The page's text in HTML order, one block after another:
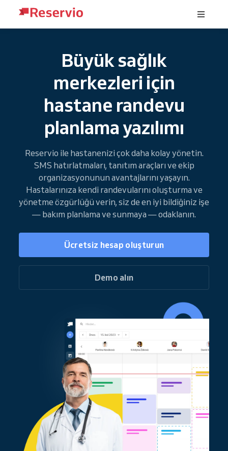
Büyük sağlık
merkezleri için
hastane randevu
planlama yazılımı
Reservio ile hastanenizi çok daha kolay yönetin.
SMS hatırlatmaları, tanıtım araçları ve ekip
organizasyonunun avantajlarını yaşayın.
Hastalarınıza kendi randevularını oluşturma ve
yönetme özgürlüğü verin, siz de en iyi bildiğiniz işe
— bakım planlama ve sunmaya — odaklanın.
Ücretsiz hesap oluşturun
Demo alın